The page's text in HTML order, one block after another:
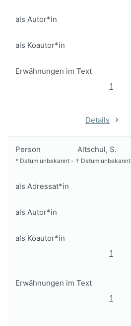
als Autor*in
als Koautor*in
Erwähnungen im Text
1
Details
Person Altschul, S.
* Datum unbekannt - † Datum unbekannt
als Adressat*in
als Autor*in
als Koautor*in
1
Erwähnungen im Text
1